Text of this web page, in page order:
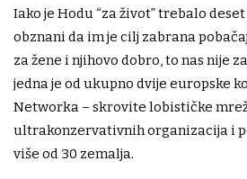
Iako je Hodu “za život” trebalo
obznani da im je cilj zabrana
za žene i njihovo dobro, to nas nije
jedna je od ukupno dvije europske
Networka – skrovite lobističke
ultrakonzervativnih organizacija i
više od 30 zemalja.